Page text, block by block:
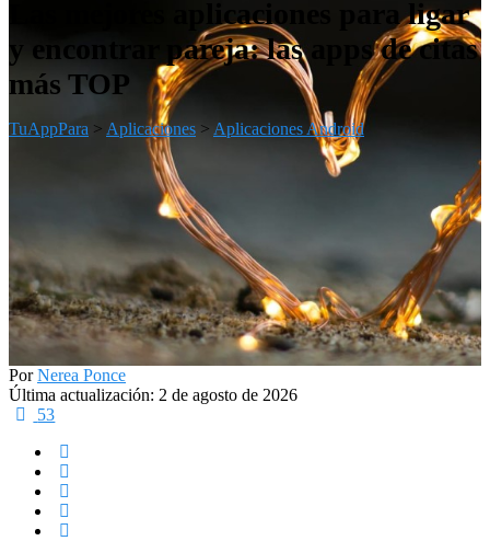
Las mejores aplicaciones para ligar
y encontrar pareja: las apps de citas
más TOP
TuAppPara > Aplicaciones > Aplicaciones Android
PorNerea Ponce
Última actualización: 2 de agosto de 2026
53